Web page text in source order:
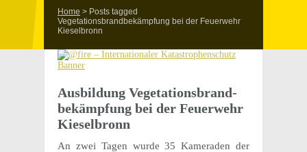
Home > Posts tagged
Vegetationsbrandbekämpfung bei der Feuerwehr
Kieselbronn
Ausbil­dung Vege­ta­ti­ons­brand­
be­kämp­fung bei der Feuer­wehr
Kieselbronn
An zwei Tagen wurde 35 Kame­ra­den der